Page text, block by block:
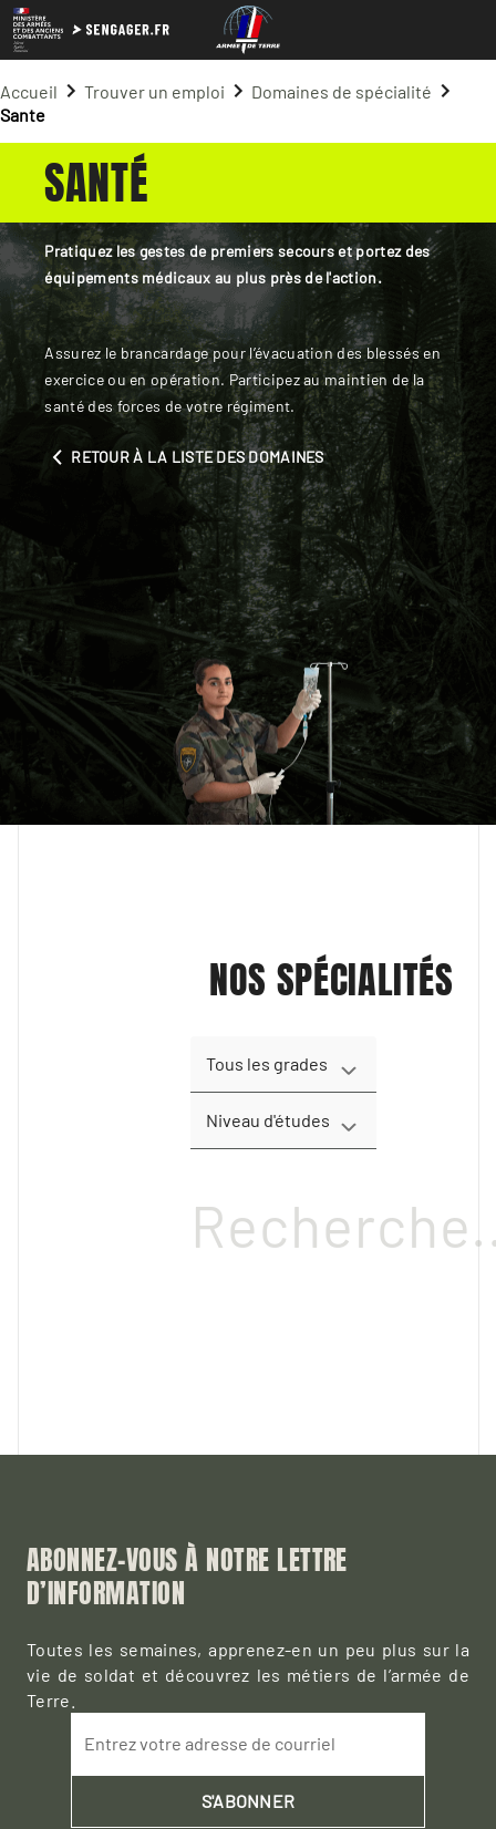
Accueil Trouver un emploi
Domaines de spécialité
Sante
SANTÉ
Pratiquez les gestes de premiers secours et portez des
équipements médicaux au plus près de l'action.
Assurez le brancardage pour l’évacuation des blessés en
exercice ou en opération. Participez au maintien de la
santé des forces de votre régiment.
RETOUR À LA LISTE DES DOMAINES
NOS SPÉCIALITÉS
Tous les grades
Niveau d'études
ABONNEZ-VOUS À NOTRE LETTRE
D’INFORMATION
Toutes les semaines, apprenez-en un peu plus sur la
vie de soldat et découvrez les métiers de l’armée de
Terre.
Entrez votre adresse de courriel
S'ABONNER